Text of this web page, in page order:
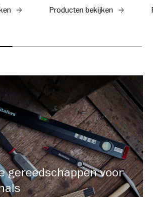
Producten bekijken
gereedschappen voor